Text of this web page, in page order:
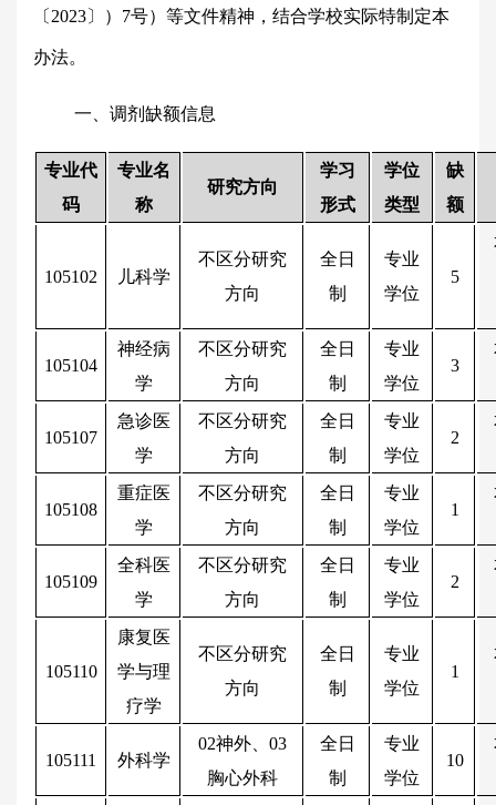
〔2023〕）7号）等文件精神， 结合学校实际特制定本
办法。
一、调剂缺额信息
专业代
码
专业名
称
研究方向
学习
形式
学位
类型
缺
额
105102 儿科学
不区分研究
方向
全日
制
专业
学位
5
105104
神经病
学
不区分研究
方向
全日
制
专业
学位
3
105107
急诊医
学
不区分研究
方向
全日
制
专业
学位
2
105108
重症医
学
不区分研究
方向
全日
制
专业
学位
1
105109
全科医
学
不区分研究
方向
全日
制
专业
学位
2
105110
康复医
学与理
疗学
不区分研究
方向
全日
制
专业
学位
1
105111 外科学
02神外、03
胸心外科
全日
制
专业
学位
10